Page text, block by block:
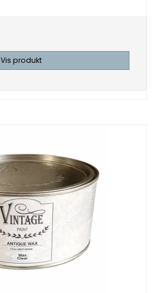
Vis produkt